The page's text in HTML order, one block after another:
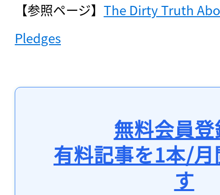
【参照ページ】 The Dirty Truth
Pledges
無料会員
有料記事を1本/
す